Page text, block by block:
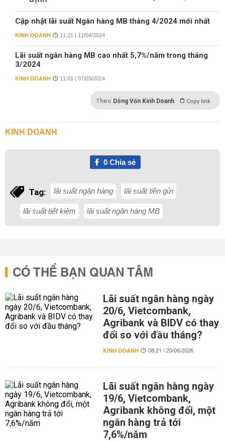
Cập nhật lãi suất Ngân hàng MB tháng 4/2024 mới nhất
KINH DOANH 11:21 | 11/04/2024
Lãi suất ngân hàng MB cao nhất 5,7%/năm trong tháng
3/2024
KINH DOANH 11:01 | 07/03/2024
Theo Dòng Vốn Kinh Doanh Copy link
KINH DOANH
0Chia sẻ
Tag: lãi suất ngân hàng lãi suất tiền gửi
lãi suất tiết kiệm lãi suất ngân hàng MB
CÓ THỂ BẠN QUAN TÂM
Lãi suất ngân hàng ngày
20/6, Vietcombank,
Agribank và BIDV có thay
đổi so với đầu tháng?
KINH DOANH 08:21 | 20/06/2026
Lãi suất ngân hàng ngày
19/6, Vietcombank,
Agribank không đổi, một
ngân hàng trả tới
7,6%/năm